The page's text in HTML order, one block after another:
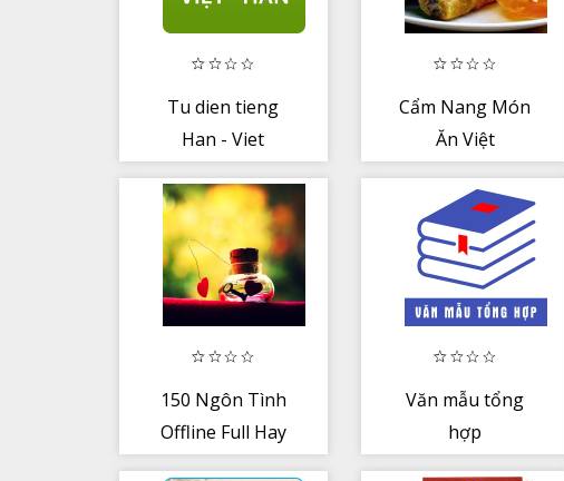
Tu dien tieng
Han - Viet
Cẩm Nang Món
Ăn Việt
150 Ngôn Tình
Offline Full Hay
Văn mẫu tổng
hợp